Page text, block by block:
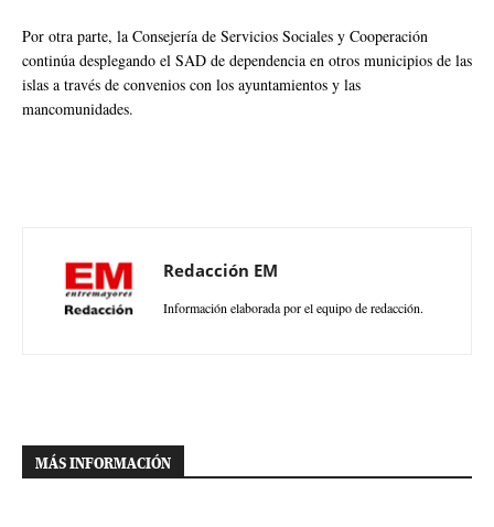
Por otra parte, la Consejería de Servicios Sociales y Cooperación
continúa desplegando el SAD de dependencia en otros municipios de las
islas a través de convenios con los ayuntamientos y las
mancomunidades.
Redacción EM
Información elaborada por el equipo de redacción.
MÁS INFORMACIÓN